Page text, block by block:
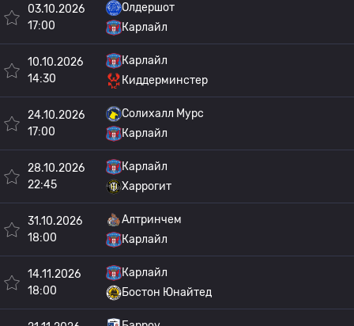
03.10.2026
17:00
Олдершот
Карлайл
10.10.2026
14:30
Карлайл
Киддерминстер
24.10.2026
17:00
Солихалл Мурс
Карлайл
28.10.2026
22:45
Карлайл
Харрогит
31.10.2026
18:00
Алтринчем
Карлайл
14.11.2026
18:00
Карлайл
Бостон Юнайтед